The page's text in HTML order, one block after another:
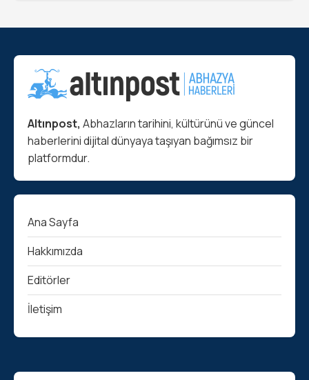
Altınpost, Abhazların tarihini, kültürünü ve güncel
haberlerini dijital dünyaya taşıyan bağımsız bir
platformdur.
Ana Sayfa
Hakkımızda
Editörler
İletişim